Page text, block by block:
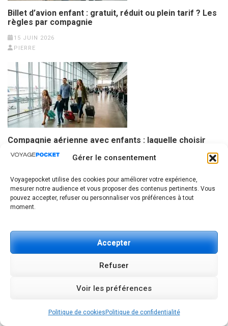
Gérer le consentement
Voyagepocket utilise des cookies pour améliorer votre expérience,
mesurer notre audience et vous proposer des contenus pertinents. Vous
pouvez accepter, refuser ou personnaliser vos préférences à tout
moment.
Accepter
Refuser
Voir les préférences
Politique de cookies Politique de confidentialité
Billet d’avion enfant : gratuit, réduit ou plein tarif ? Les
règles par compagnie
15 JUIN 2026
PIERRE
Compagnie aérienne avec enfants : laquelle choisir
de
l’article
Airalo vs Holafly : quelle
sans se ruiner en data ?
jusqu’à -300€